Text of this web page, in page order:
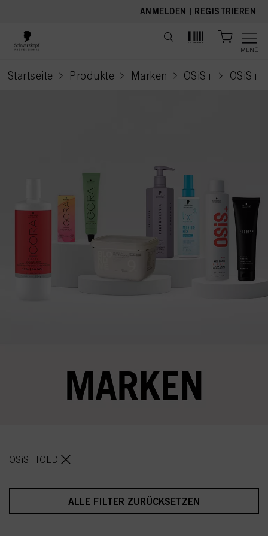
ANMELDEN | REGISTRIEREN
MENÜ
Startseite Produkte Marken OSiS+ OSiS+
current
OSiS HOLD
ALLE FILTER ZURÜCKSETZEN